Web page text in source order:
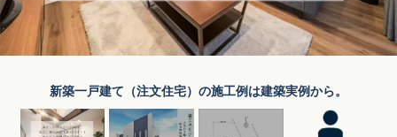
新築一戸建て（注文住宅）の施工例は建築実例から。